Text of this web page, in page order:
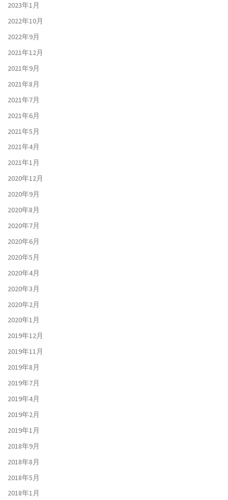
2023年1月
2022年10月
2022年9月
2021年12月
2021年9月
2021年8月
2021年7月
2021年6月
2021年5月
2021年4月
2021年1月
2020年12月
2020年9月
2020年8月
2020年7月
2020年6月
2020年5月
2020年4月
2020年3月
2020年2月
2020年1月
2019年12月
2019年11月
2019年8月
2019年7月
2019年4月
2019年2月
2019年1月
2018年9月
2018年8月
2018年5月
2018年1月